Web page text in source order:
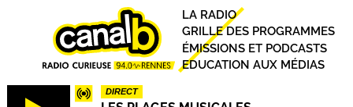
DIRECT
Principal
LA RADIO
GRILLE DES PROGRAMMES
ÉMISSIONS ET PODCASTS
EDUCATION AUX MÉDIAS